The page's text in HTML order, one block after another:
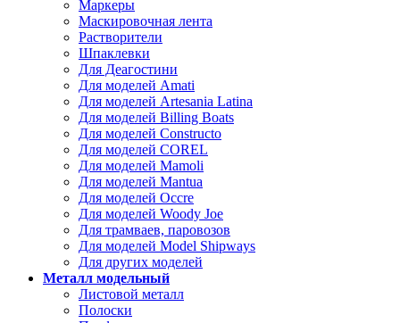
Маркеры
Маскировочная лента
Растворители
Шпаклевки
Для Деагостини
Для моделей Amati
Для моделей Artesania Latina
Для моделей Billing Boats
Для моделей Constructo
Для моделей COREL
Для моделей Mamoli
Для моделей Mantua
Для моделей Occre
Для моделей Woody Joe
Для трамваев, паровозов
Для моделей Model Shipways
Для других моделей
Металл модельный
Листовой металл
Полоски